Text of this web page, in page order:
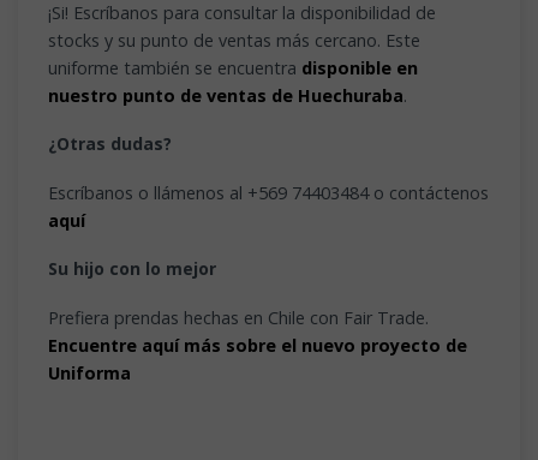
¡Si! Escríbanos para consultar la disponibilidad de
stocks y su punto de ventas más cercano. Este
uniforme también se encuentra disponible en
nuestro punto de ventas de Huechuraba.
¿Otras dudas?
Escríbanos o llámenos al +569 74403484 o contáctenos
aquí
Su hijo con lo mejor
Prefiera prendas hechas en Chile con Fair Trade.
Encuentre aquí más sobre el nuevo proyecto de
Uniforma